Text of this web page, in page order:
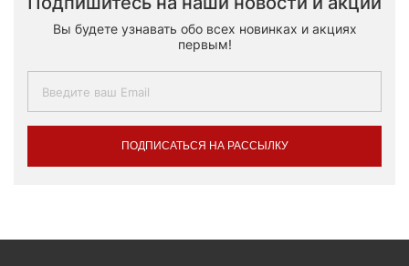
Вы будете узнавать обо всех новинках и акциях
первым!
ПОДПИСАТЬСЯ НА РАССЫЛКУ